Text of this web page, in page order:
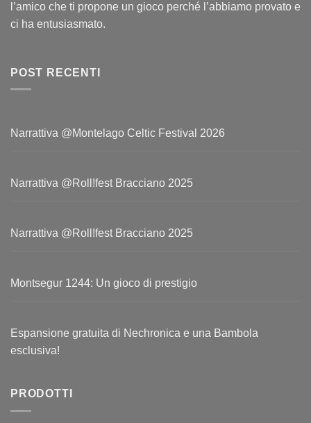
l’amico che ti propone un gioco perché l’abbiamo provato e
ci ha entusiasmato.
POST RECENTI
Narrattiva @Montelago Celtic Festival 2026
Narrattiva @Roll!fest Bracciano 2025
Narrattiva @Roll!fest Bracciano 2025
Montsegur 1244: Un gioco di prestigio
Espansione gratuita di Nechronica e una Bambola
esclusiva!
PRODOTTI